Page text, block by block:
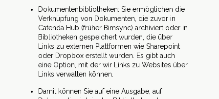
Dokumentenbibliotheken: Sie ermöglichen die
Verknüpfung von Dokumenten, die zuvor in
Catenda Hub (früher Bimsync) archiviert oder in
Bibliotheken gespeichert wurden, die über
Links zu externen Plattformen wie Sharepoint
oder Dropbox erstellt wurden. Es gibt auch
eine Option, mit der wir Links zu Websites über
Links verwalten können.
Damit können Sie auf eine Ausgabe, auf